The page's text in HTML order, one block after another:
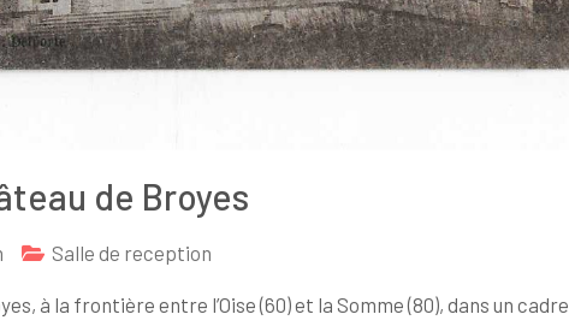
de Broyes
Salle de reception
à la frontière entre l’Oise (60) et la Somme (80), dans un cadre